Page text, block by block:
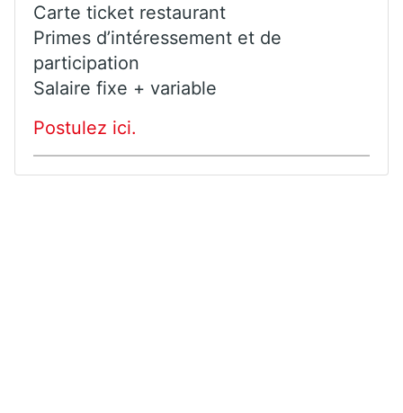
Carte ticket restaurant
Primes d’intéressement et de
participation
Salaire fixe + variable
Postulez ici.